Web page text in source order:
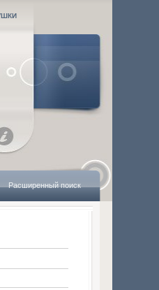
Расширенный поиск